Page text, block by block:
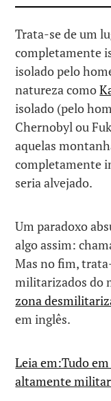
Trata-se de um
completamente
isolado pelo
natureza como
isolado (pelo
Chernobyl ou
aquelas
completamente
seria alvejado.
Um paradoxo
algo assim:
Mas no fim,
militarizados do
zona
em inglês.
Leia em:Tudo
altamente